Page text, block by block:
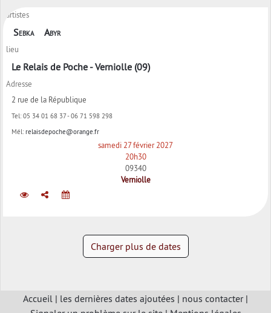
artistes
Sebka Abyr
lieu
Le Relais de Poche - Verniolle (09)
Adresse
2 rue de la République
Tel: 05 34 01 68 37 - 06 71 598 298
Mél: relaisdepoche@orange.fr
samedi 27 février 2027
20h30
09340
Verniolle
Charger plus de dates
Accueil | les dernières dates ajoutées | nous contacter|